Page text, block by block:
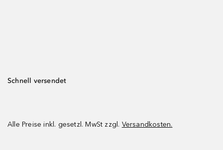
Schnell versendet
Alle Preise inkl. gesetzl. MwSt zzgl. Versandkosten.